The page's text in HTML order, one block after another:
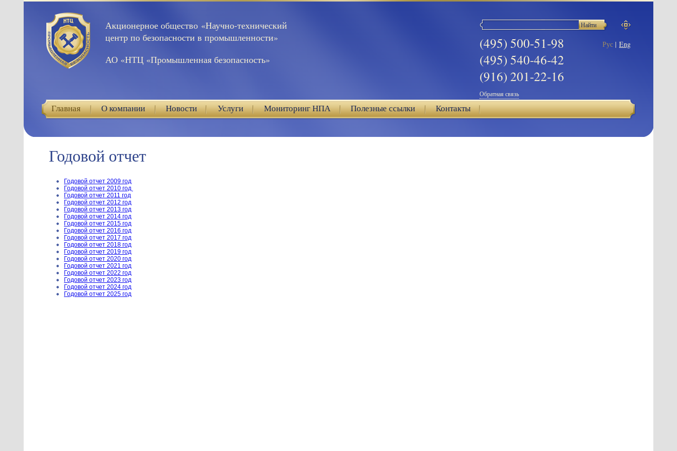
Акционерное общество «Научно-технический
центр по безопасности в промышленности»
АО «НТЦ «Промышленная безопасность»
(495) 500-51-98
(495) 540-46-42
(916) 201-22-16
Рус | Eng
Обратная связь
Главная О компании Новости Услуги Мониторинг НПА Полезные ссылки Контакты
Годовой отчет
Годовой отчет 2009 год
Годовой отчет 2010 год
Годовой отчет 2011 год
Годовой отчет 2012 год
Годовой отчет 2013 год
Годовой отчет 2014 год
Годовой отчет 2015 год
Годовой отчет 2016 год
Годовой отчет 2017 год
Годовой отчет 2018 год
Годовой отчет 2019 год
Годовой отчет 2020 год
Годовой отчет 2021 год
Годовой отчет 2022 год
Годовой отчет 2023 год
Годовой отчет 2024 год
Годовой отчет 2025 год